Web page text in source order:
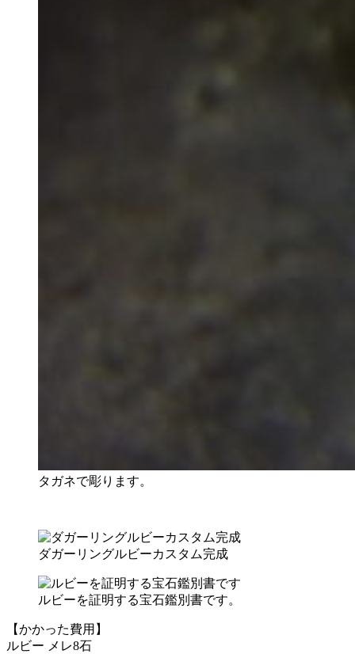
タガネで彫ります。
ダガーリングルビーカスタム完成
ルビーを証明する宝石鑑別書です。
【かかった費用】
ルビー メレ8石